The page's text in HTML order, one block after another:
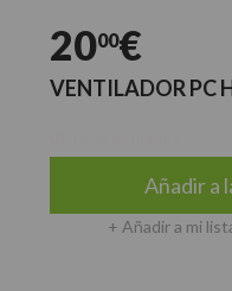
2000€
VENTILADOR PC
Añadir a
+ Añadir a mi